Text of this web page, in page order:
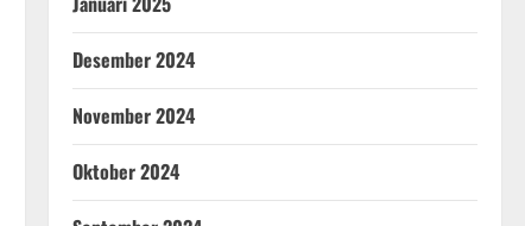
Desember 2024
November 2024
Oktober 2024